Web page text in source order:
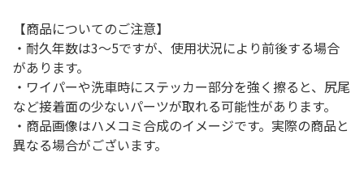
【商品についてのご注意】
・耐久年数は3～5ですが、使用状況により前後する場合
があります。
・ワイパーや洗車時にステッカー部分を強く擦ると、尻尾
など接着面の少ないパーツが取れる可能性があります。
・商品画像はハメコミ合成のイメージです。実際の商品と
異なる場合がございます。